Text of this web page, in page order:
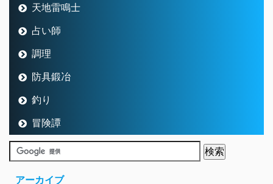
アーカイブ
アーカイブ
新着記事